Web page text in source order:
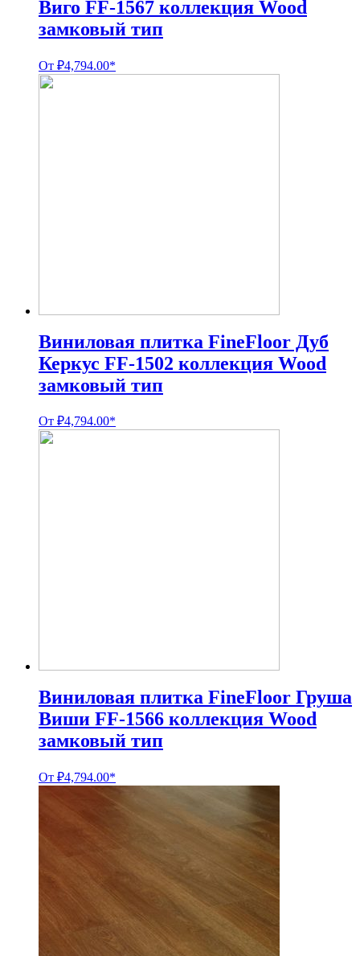
Виго FF-1567 коллекция Wood
замковый тип
От ₽4,794.00*
Виниловая плитка FineFloor Дуб
Керкус FF-1502 коллекция Wood
замковый тип
От ₽4,794.00*
Виниловая плитка FineFloor Груша
Виши FF-1566 коллекция Wood
замковый тип
От ₽4,794.00*